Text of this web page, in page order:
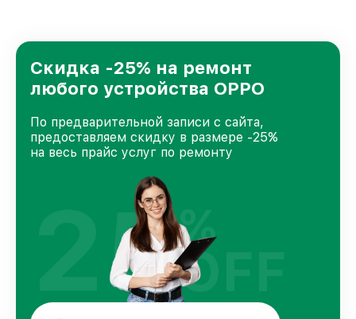
Скидка -25% на ремонт
любого устройства OPPO
По предварительной записи с сайта,
предоставляем скидку в размере -25%
на весь прайс услуг по ремонту
25%
OFF